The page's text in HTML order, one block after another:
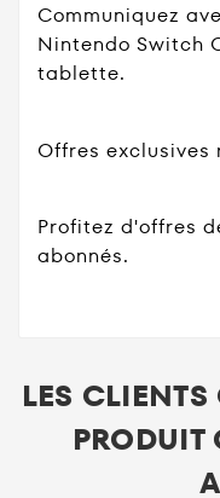
Communiquez
Nintendo Switch
tablette.
Offres exclusives
Profitez d'offres
abonnés.
LES
PRODUIT